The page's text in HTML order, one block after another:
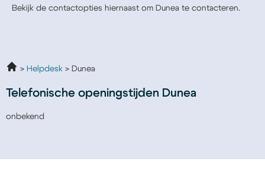
Bekijk de contactopties hiernaast om Dunea te contacteren.
Helpdesk Dunea
Telefonische openingstijden Dunea
onbekend